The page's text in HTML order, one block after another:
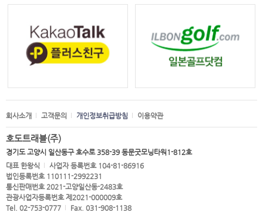
회사소개 고객문의 개인정보취급방침 이용약관
호도트래블(주)
경기도 고양시 일산동구 호수로 358-39 동문굿모닝타워1-812호
대표 한왕식
사업자 등록번호 104-81-86916
법인등록번호 110111-2992231
통신판매번호 2021-고양일산동-2483호
관광사업자등록번호 제2021-000009호
Tel. 02-753-0777
Fax. 031-908-1138